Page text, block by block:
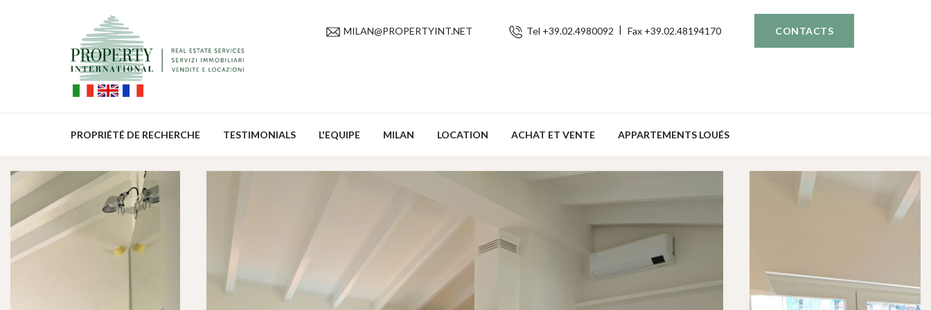
MILAN@PROPERTYINT.NET Tel +39.02.4980092 Fax +39.02.48194170 CONTACTS
PROPRIÉTÉ DE RECHERCHE TESTIMONIALS L'EQUIPE MILAN LOCATION ACHAT ET VENTE APPARTEMENTS LOUÉS